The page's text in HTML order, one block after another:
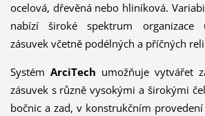
ocelová, dřevěná nebo hliníková.
nabízí široké spektrum organizace
zásuvek včetně podélných a příčných
Systém ArciTech umožňuje vytvářet
zásuvek s různě vysokými a širokými
bočnic a zad, v konstrukčním provedení